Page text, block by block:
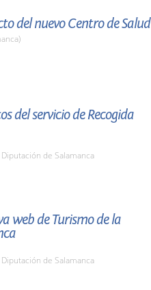
del nuevo Centro de Salud
del servicio de Recogida
de Salamanca
web de Turismo de la
de Salamanca